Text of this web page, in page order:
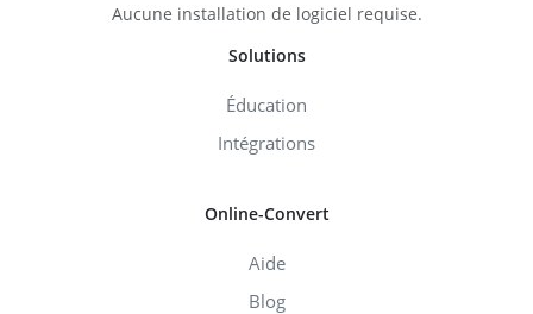
Aucune installation de logiciel requise.
Solutions
Éducation
Intégrations
Online-Convert
Aide
Blog